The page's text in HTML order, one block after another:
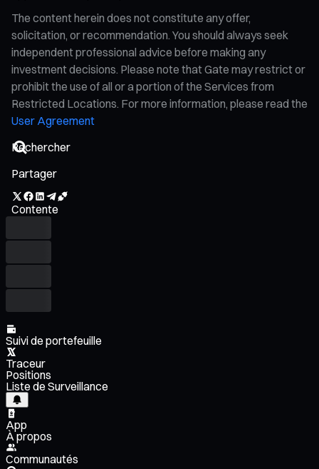
The content herein does not constitute any offer,
solicitation, or recommendation. You should always seek
independent professional advice before making any
investment decisions. Please note that Gate may restrict or
prohibit the use of all or a portion of the Services from
Restricted Locations. For more information, please read the
User Agreement
Partager
Contente
Suivi de portefeuille
Traceur
Positions
Liste de Surveillance
App
À propos
Communautés